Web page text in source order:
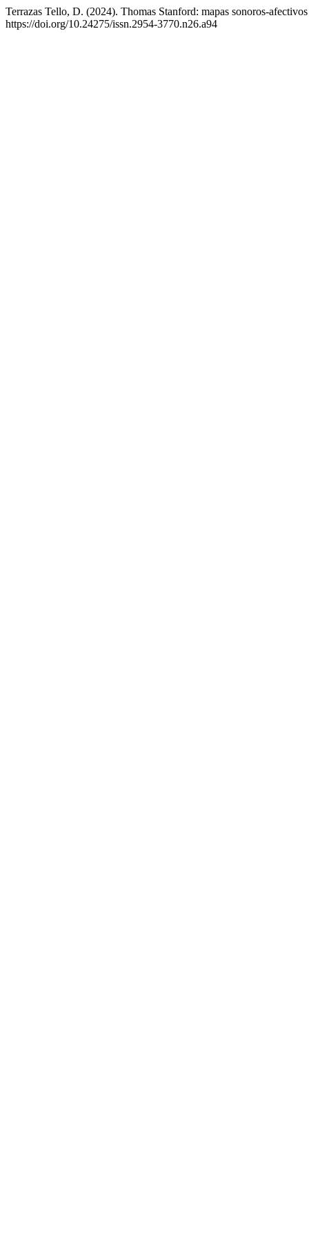
Terrazas Tello, D. (2024). Thomas Stanford: mapas sonoros-
https://doi.org/10.24275/issn.2954-3770.n26.a94